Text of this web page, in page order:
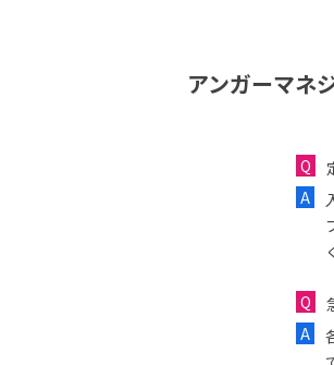
アンガーマネ